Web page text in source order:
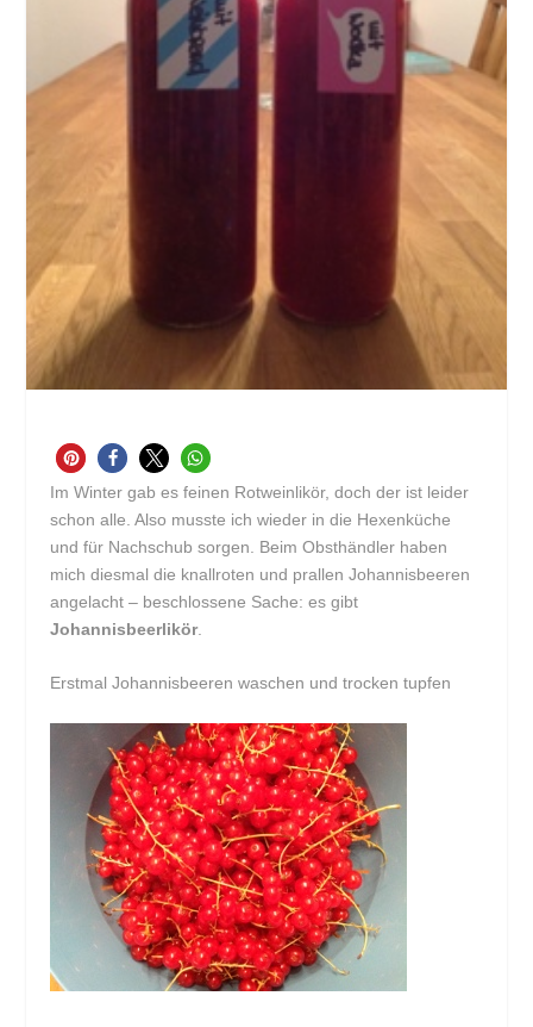
Im Winter gab es feinen Rotweinlikör, doch der ist leider
schon alle. Also musste ich wieder in die Hexenküche
und für Nachschub sorgen. Beim Obsthändler haben
mich diesmal die knallroten und prallen Johannisbeeren
angelacht – beschlossene Sache: es gibt
Johannisbeerlikör.
Erstmal Johannisbeeren waschen und trocken tupfen